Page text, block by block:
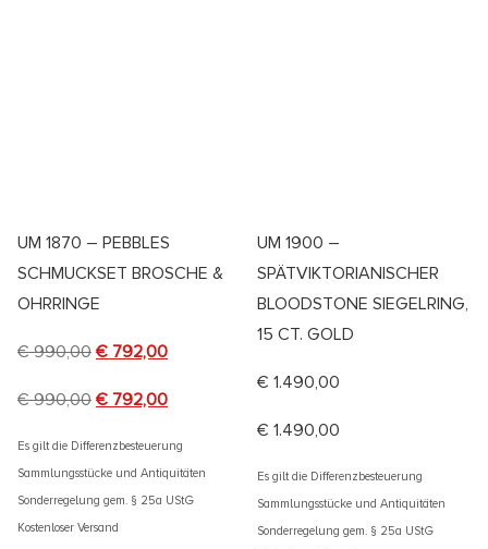
UM 1870 – PEBBLES
SCHMUCKSET BROSCHE &
OHRRINGE
€990,00 € 792,00
€990,00 € 792,00
Es gilt die Differenzbesteuerung
Sammlungsstücke und Antiquitäten
Sonderregelung gem. § 25a UStG
Kostenloser Versand
UM 1900 –
SPÄTVIKTORIANISCHER
BLOODSTONE SIEGELRING,
15 CT. GOLD
€ 1.490,00
€ 1.490,00
Es gilt die Differenzbesteuerung
Sammlungsstücke und Antiquitäten
Sonderregelung gem. § 25a UStG